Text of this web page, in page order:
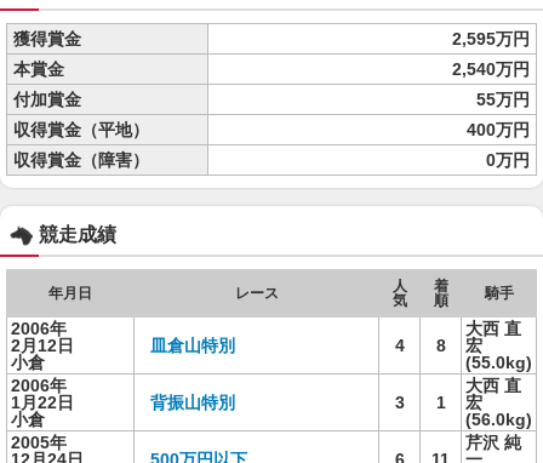
獲得賞金
2,595万円
本賞金
2,540万円
付加賞金
55万円
収得賞金（平地）
400万円
収得賞金（障害）
0万円
競走成績
年月日 レース
人
気
着
順
騎手
2006年
2月12日
小倉
皿倉山特別 4 8
大西 直
宏
(55.0kg)
2006年
1月22日
小倉
背振山特別 3 1
大西 直
宏
(56.0kg)
2005年
芹沢 純